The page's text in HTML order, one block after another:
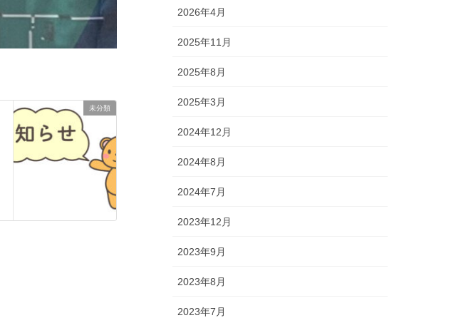
未分類
2026年4月
2025年11月
2025年8月
2025年3月
2024年12月
2024年8月
2024年7月
2023年12月
2023年9月
2023年8月
2023年7月